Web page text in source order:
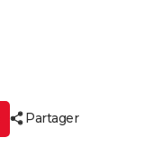
Partager